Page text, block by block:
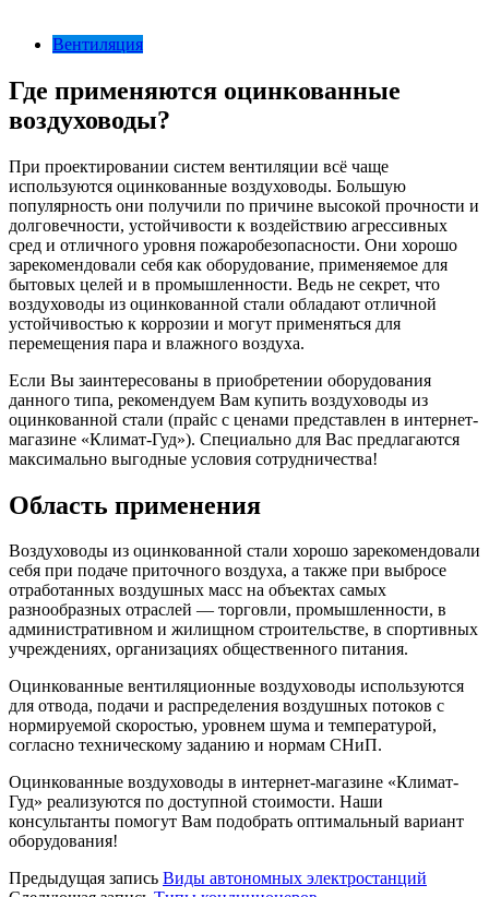
Вентиляция
Где применяются оцинкованные
воздуховоды?​
При проектировании систем вентиляции всё чаще
используются оцинкованные воздуховоды. Большую
популярность они получили по причине высокой прочности и
долговечности, устойчивости к воздействию агрессивных
сред и отличного уровня пожаробезопасности. Они хорошо
зарекомендовали себя как оборудование, применяемое для
бытовых целей и в промышленности. Ведь не секрет, что
воздуховоды из оцинкованной стали обладают отличной
устойчивостью к коррозии и могут применяться для
перемещения пара и влажного воздуха.
Если Вы заинтересованы в приобретении оборудования
данного типа, рекомендуем Вам купить воздуховоды из
оцинкованной стали (прайс с ценами представлен в интернет-
магазине «Климат-Гуд»). Специально для Вас предлагаются
максимально выгодные условия сотрудничества!
Область применения
Воздуховоды из оцинкованной стали хорошо зарекомендовали
себя при подаче приточного воздуха, а также при выбросе
отработанных воздушных масс на объектах самых
разнообразных отраслей — торговли, промышленности, в
административном и жилищном строительстве, в спортивных
учреждениях, организациях общественного питания.
Оцинкованные вентиляционные воздуховоды используются
для отвода, подачи и распределения воздушных потоков с
нормируемой скоростью, уровнем шума и температурой,
согласно техническому заданию и нормам СНиП.
Оцинкованные воздуховоды в интернет-магазине «Климат-
Гуд» реализуются по доступной стоимости. Наши
консультанты помогут Вам подобрать оптимальный вариант
оборудования!
Предыдущая запись Виды автономных электростанций